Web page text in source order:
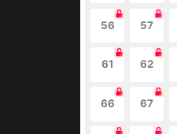
56 57
61 62
66 67